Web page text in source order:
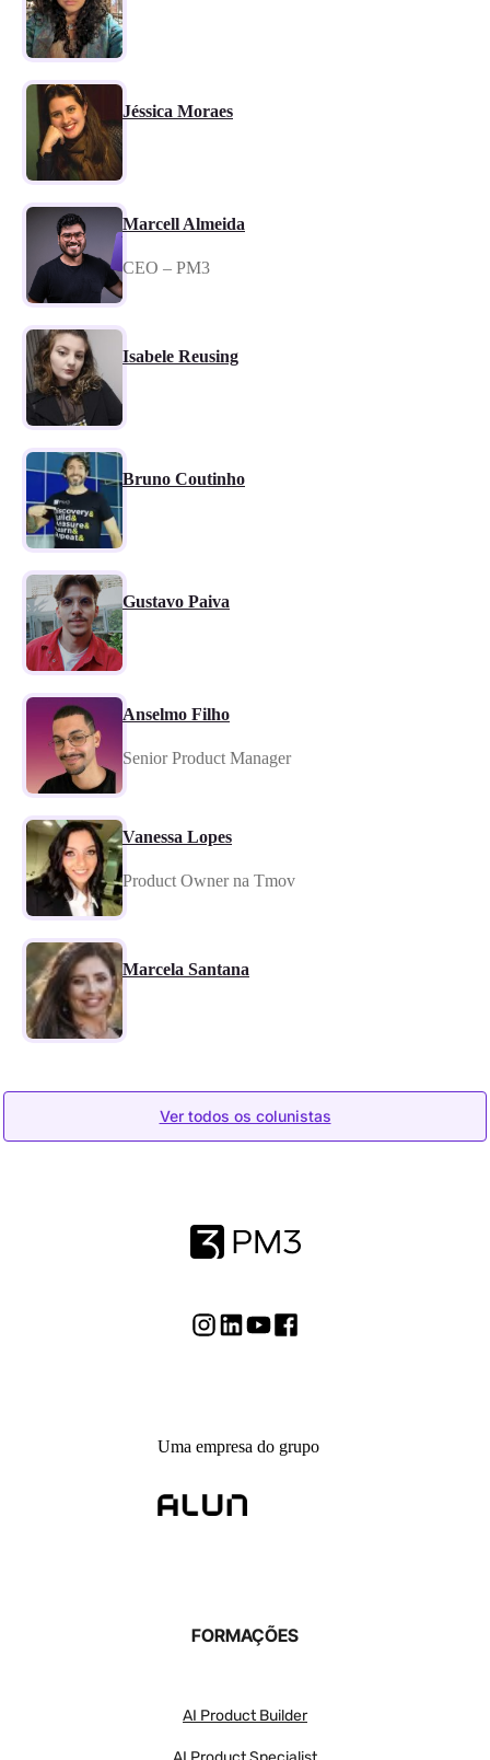
Jéssica Moraes
Marcell Almeida
CEO – PM3
Isabele Reusing
Bruno Coutinho
Gustavo Paiva
Anselmo Filho
Senior Product Manager
Vanessa Lopes
Product Owner na Tmov
Marcela Santana
Ver todos os colunistas
Uma empresa do grupo
FORMAÇÕES
AI Product Builder